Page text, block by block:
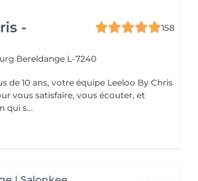
-
158
Bereldange L-7240
de 10 ans, votre équipe Leeloo By Chris
vous satisfaire, vous écouter, et
qui s...